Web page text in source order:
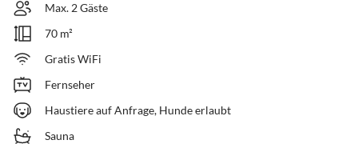
Max. 2 Gäste
70 m²
Gratis WiFi
Fernseher
Haustiere auf Anfrage, Hunde erlaubt
Sauna